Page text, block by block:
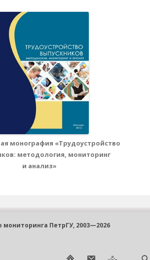
монография «Трудоустройство
методология, мониторинг
и анализ»
ПетрГУ, 2003—2026